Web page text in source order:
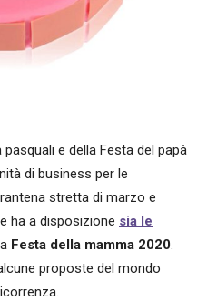
e della Festa del papà
di business per le
stretta di marzo e
ha a disposizione sia le
Festa della mamma 2020.
proposte del mondo